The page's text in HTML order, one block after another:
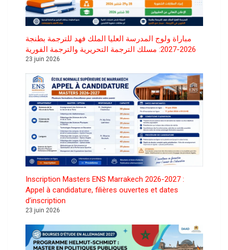
مباراة ولوج المدرسة العليا الملك فهد للترجمة بطنجة
2026-2027: مسلك الترجمة التحريرية والترجمة الفورية
23 juin 2026
Inscription Masters ENS Marrakech 2026-2027 :
Appel à candidature, filières ouvertes et dates
d’inscription
23 juin 2026